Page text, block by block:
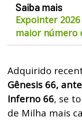
Saiba mais
Expointer
maior número
Adquirido
Gênesis 66,
Inferno 66, se
de Milha mais